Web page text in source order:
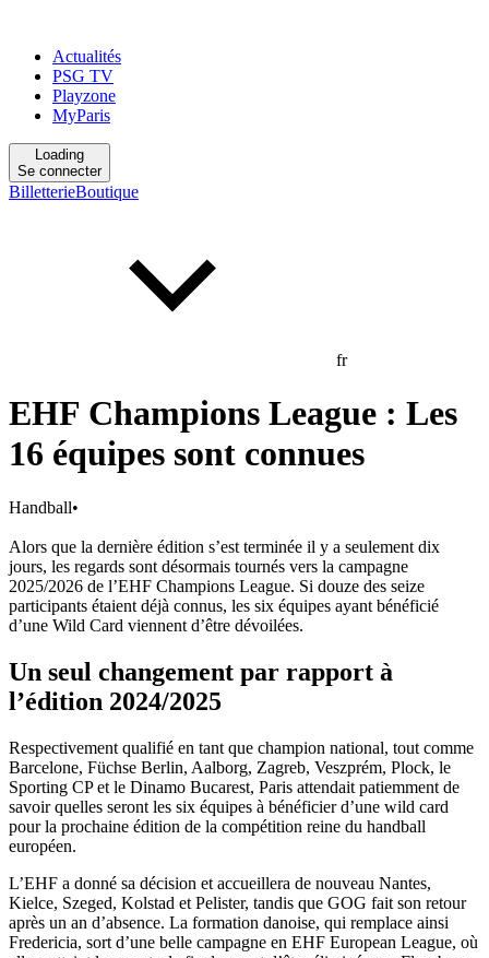
Actualités
PSG TV
Playzone
MyParis
Loading
Se connecter
BilletterieBoutique
fr
EHF Champions League : Les
16 équipes sont connues
Handball•
Alors que la dernière édition s’est terminée il y a seulement dix
jours, les regards sont désormais tournés vers la campagne
2025/2026 de l’EHF Champions League. Si douze des seize
participants étaient déjà connus, les six équipes ayant bénéficié
d’une Wild Card viennent d’être dévoilées.
Un seul changement par rapport à
l’édition 2024/2025
Respectivement qualifié en tant que champion national, tout comme
Barcelone, Füchse Berlin, Aalborg, Zagreb, Veszprém, Plock, le
Sporting CP et le Dinamo Bucarest, Paris attendait patiemment de
savoir quelles seront les six équipes à bénéficier d’une wild card
pour la prochaine édition de la compétition reine du handball
européen.
L’EHF a donné sa décision et accueillera de nouveau Nantes,
Kielce, Szeged, Kolstad et Pelister, tandis que GOG fait son retour
après un an d’absence. La formation danoise, qui remplace ainsi
Fredericia, sort d’une belle campagne en EHF European League, où